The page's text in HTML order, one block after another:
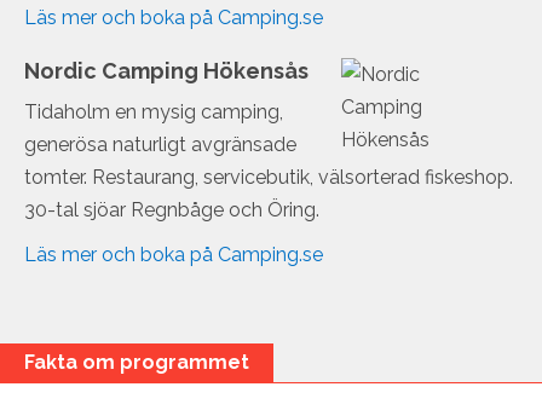
Läs mer och boka på Camping.se
Nordic Camping Hökensås
Tidaholm en mysig camping,
generösa naturligt avgränsade
tomter. Restaurang, servicebutik, välsorterad fiskeshop.
30-tal sjöar Regnbåge och Öring.
Läs mer och boka på Camping.se
Fakta om programmet